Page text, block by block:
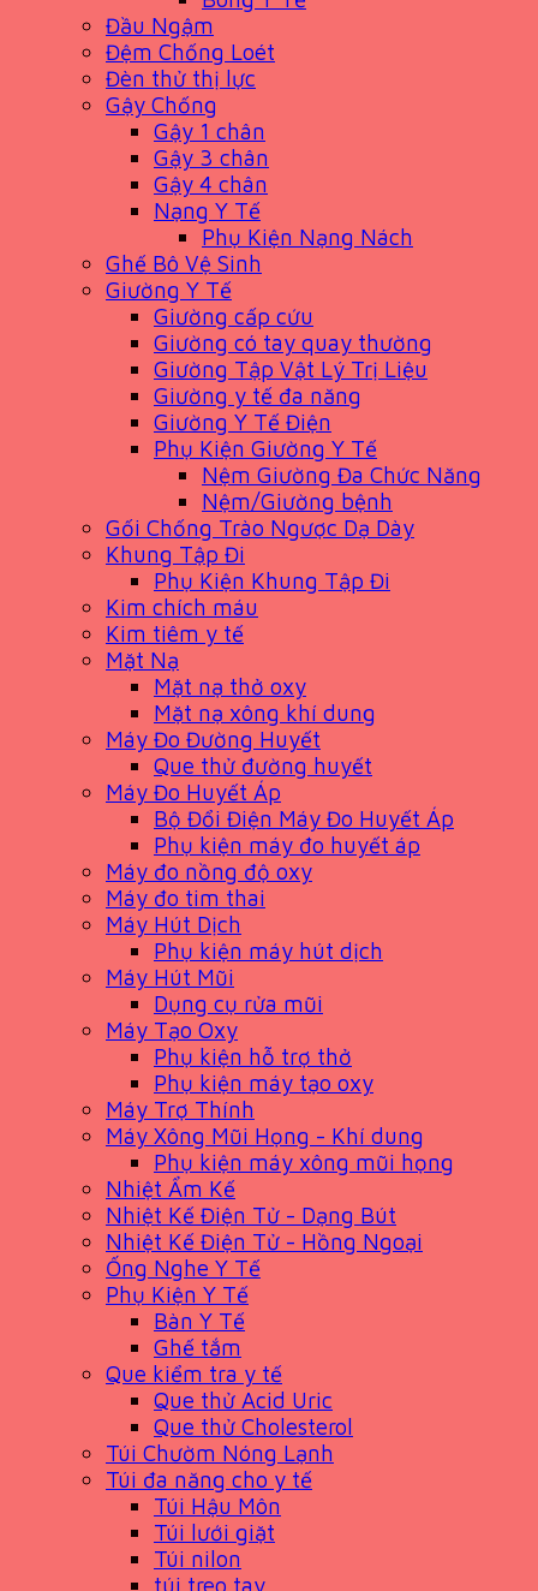
Đầu Ngậm
Đệm Chống Loét
Đèn thử thị lực
Gậy Chống
Gậy 1 chân
Gậy 3 chân
Gậy 4 chân
Nạng Y Tế
Phụ Kiện Nạng Nách
Ghế Bô Vệ Sinh
Giường Y Tế
Giường cấp cứu
Giường có tay quay thường
Giường Tập Vật Lý Trị Liệu
Giường y tế đa năng
Giường Y Tế Điện
Phụ Kiện Giường Y Tế
Nệm Giường Đa Chức Năng
Nệm/Giường bệnh
Gối Chống Trào Ngược Dạ Dày
Khung Tập Đi
Phụ Kiện Khung Tập Đi
Kim chích máu
Kim tiêm y tế
Mặt Nạ
Mặt nạ thở oxy
Mặt nạ xông khí dung
Máy Đo Đường Huyết
Que thử đường huyết
Máy Đo Huyết Áp
Bộ Đổi Điện Máy Đo Huyết Áp
Phụ kiện máy đo huyết áp
Máy đo nồng độ oxy
Máy đo tim thai
Máy Hút Dịch
Phụ kiện máy hút dịch
Máy Hút Mũi
Dụng cụ rửa mũi
Máy Tạo Oxy
Phụ kiện hỗ trợ thở
Phụ kiện máy tạo oxy
Máy Trợ Thính
Máy Xông Mũi Họng - Khí dung
Phụ kiện máy xông mũi họng
Nhiệt Ẩm Kế
Nhiệt Kế Điện Tử - Dạng Bút
Nhiệt Kế Điện Tử - Hồng Ngoại
Ống Nghe Y Tế
Phụ Kiện Y Tế
Bàn Y Tế
Ghế tắm
Que kiểm tra y tế
Que thử Acid Uric
Que thử Cholesterol
Túi Chườm Nóng Lạnh
Túi đa năng cho y tế
Túi Hậu Môn
Túi lưới giặt
Túi nilon
túi treo tay